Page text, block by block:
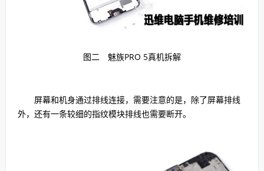
图二 魅族PRO 5真机拆解
屏幕和机身通过排线连接，需要注意的是，除了屏幕排线
外，还有一条较细的指纹模块排线也需要断开。